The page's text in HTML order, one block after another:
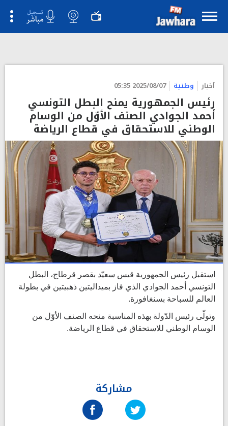
أخبار وطنية 2025/08/07 05:35
رئيس الجمهورية يمنح البطل التونسي
أحمد الجوادي الصنف الأوّل من الوسام
الوطني للاستحقاق في قطاع الرياضة
استقبل رئيس الجمهورية قيس سعيّد بقصر قرطاج، البطل
التونسي أحمد الجوادي الذي فاز بميداليتين ذهبيتين في بطولة
العالم للسباحة بسنغافورة.
وتولّى رئيس الدّولة بهذه المناسبة منحه الصنف الأوّل من
الوسام الوطني للاستحقاق في قطاع الرياضة.
مشاركة